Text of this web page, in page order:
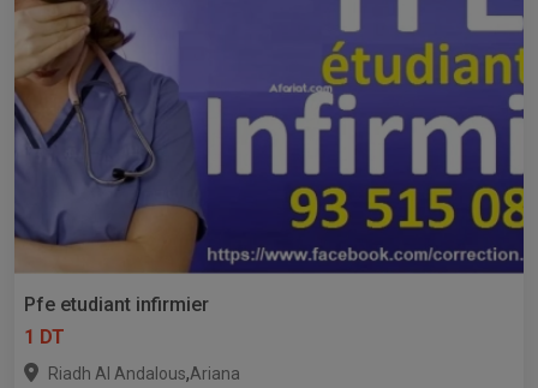
Pfe etudiant infirmier
1 DT
Riadh Al Andalous,Ariana